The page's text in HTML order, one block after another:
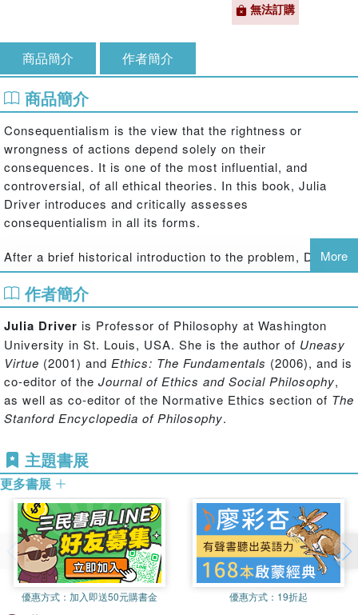
無法訂購
商品簡介 作者簡介
商品簡介
Consequentialism is the view that the rightness or
wrongness of actions depend solely on their
consequences. It is one of the most influential, and
controversial, of all ethical theories. In this book, Julia
Driver introduces and critically assesses
consequentialism in all its forms.
After a brief historical introduction to the problem, Driver
examines utilitarianism, and the arguments of its most
famous exponents, John Stuart Mill and Jeremy Bentham,
and explains the fundamental questions underlying
utilitarian theory: what value is to be specified and how it
is to be maximized. Driver also discusses indirect forms
of consequentialism, the important theories of motive
consequentialism and virtue consequentialism, and
explains why the distinction between subjective and
objective consequentialism is so important.
Including helpful features such as a glossary, chapter
summaries, and annotated further reading at the end of
each chapter,
seeking an authoritative and clearly explained survey of
this important problem.
More
作者簡介
Julia Driver is Professor of Philosophy at Washington
University in St. Louis, USA. She is the author of Uneasy
Virtue (2001) and Ethics: The Fundamentals (2006), and is
co-editor of the Journal of Ethics and Social Philosophy,
as well as co-editor of the Normative Ethics section of The
Stanford Encyclopedia of Philosophy.
主題書展
更多書展
優惠方式： 加入即送50元購書金 優惠方式： 19折起